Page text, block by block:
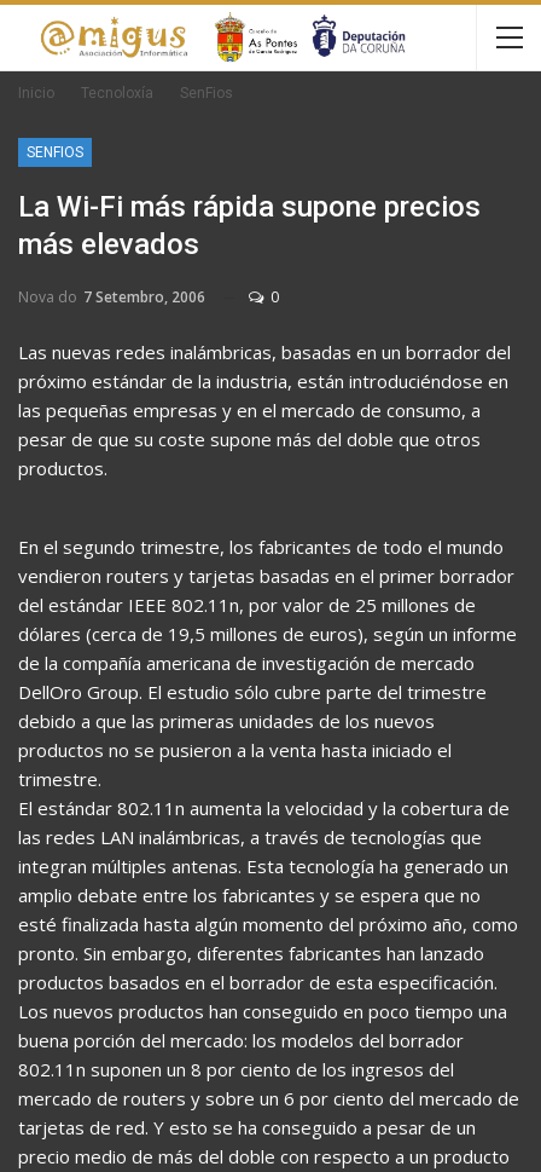
Inicio Tecnoloxía SenFios
SENFIOS
La Wi-Fi más rápida supone precios
más elevados
Nova do 7 Setembro, 2006 0
Las nuevas redes inalámbricas, basadas en un borrador del
próximo estándar de la industria, están introduciéndose en
las pequeñas empresas y en el mercado de consumo, a
pesar de que su coste supone más del doble que otros
productos.
En el segundo trimestre, los fabricantes de todo el mundo
vendieron routers y tarjetas basadas en el primer borrador
del estándar IEEE 802.11n, por valor de 25 millones de
dólares (cerca de 19,5 millones de euros), según un informe
de la compañía americana de investigación de mercado
DellOro Group. El estudio sólo cubre parte del trimestre
debido a que las primeras unidades de los nuevos
productos no se pusieron a la venta hasta iniciado el
trimestre.
El estándar 802.11n aumenta la velocidad y la cobertura de
las redes LAN inalámbricas, a través de tecnologías que
integran múltiples antenas. Esta tecnología ha generado un
amplio debate entre los fabricantes y se espera que no
esté finalizada hasta algún momento del próximo año, como
pronto. Sin embargo, diferentes fabricantes han lanzado
productos basados en el borrador de esta especificación.
Los nuevos productos han conseguido en poco tiempo una
buena porción del mercado: los modelos del borrador
802.11n suponen un 8 por ciento de los ingresos del
mercado de routers y sobre un 6 por ciento del mercado de
tarjetas de red. Y esto se ha conseguido a pesar de un
precio medio de más del doble con respecto a un producto